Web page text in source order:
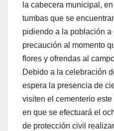
la cabecera municipal,
tumbas que se
pidiendo a la población a
precaución al momento
flores y ofrendas al
Debido a la celebración
espera la presencia de
visiten el cementerio
en que se efectuará el
de protección civil